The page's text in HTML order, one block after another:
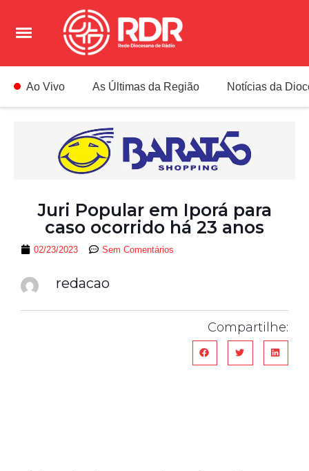
Ao Vivo As Últimas da Região Notícias da
Juri Popular em Iporá para
caso ocorrido há 23 anos
02/23/2023 Sem Comentários
redacao
Compartilhe: